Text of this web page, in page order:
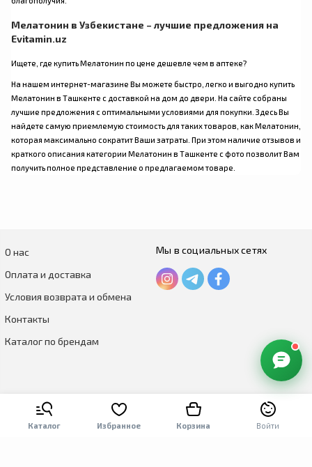
Мелатонин в Узбекистане – лучшие предложения на
Evitamin.uz
Ищете, где купить Мелатонин по цене дешевле чем в аптеке?
На нашем интернет-магазине Вы можете быстро, легко и выгодно купить
Мелатонин в Ташкенте с доставкой на дом до двери. На сайте собраны
лучшие предложения с оптимальными условиями для покупки. Здесь Вы
найдете самую приемлемую стоимость для таких товаров, как Мелатонин,
которая максимально сократит Ваши затраты. При этом наличие отзывов и
краткого описания категории Мелатонин в Ташкенте с фото позволит Вам
получить полное представление о предлагаемом товаре.
Каталог Избранное Корзина Войти
О нас
Оплата и доставка
Условия возврата и обмена
Контакты
Каталог по брендам
Мы в социальных сетях